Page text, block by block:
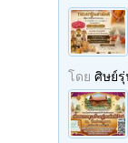
โดย ศิษย์รุ่